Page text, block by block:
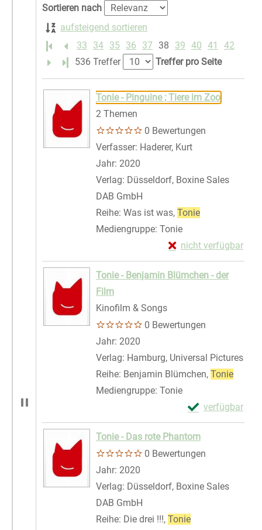
Sortieren nach
aufsteigend sortieren
33
34 35 36 37 38 39 40 41
42
Letzte Seite
536 Treffer Treffer pro Seite
Suchergebnis
Zu den Suchfiltern springen
Tonie - Pinguine ; Tiere im Zoo
2 Themen
0 Bewertungen
Verfasser: Haderer, Kurt
Jahr: 2020
Verlag: Düsseldorf, Boxine Sales
DAB GmbH
Reihe: Was ist was, Tonie
Mediengruppe: Tonie
nicht verfügbar
Exemplar-Details
Zum Download von
Tonie - Benjamin Blümchen - der
Film
Kinofilm & Songs
0 Bewertungen
Suche nach diesem Verfasser
Jahr: 2020
Verlag: Hamburg, Universal Pictures
Reihe: Benjamin Blümchen, Tonie
Mediengruppe: Tonie
verfügbar
Exemplar-
Zum Download
Tonie - Das rote Phantom
0 Bewertungen
Suche nach diesem Verfasser
Jahr: 2020
Verlag: Düsseldorf, Boxine Sales
DAB GmbH
Reihe: Die drei !!!, Tonie